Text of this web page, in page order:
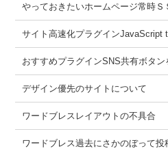
やっておきたいホームページ常時Ｓ
サイト高速化プラグインJavaScript
おすすめプラグインSNS共有ボタ
デザイン優先のサイトについて
ワードブレスレイアウトの不具合
ワードブレス過去にさかのぼって投